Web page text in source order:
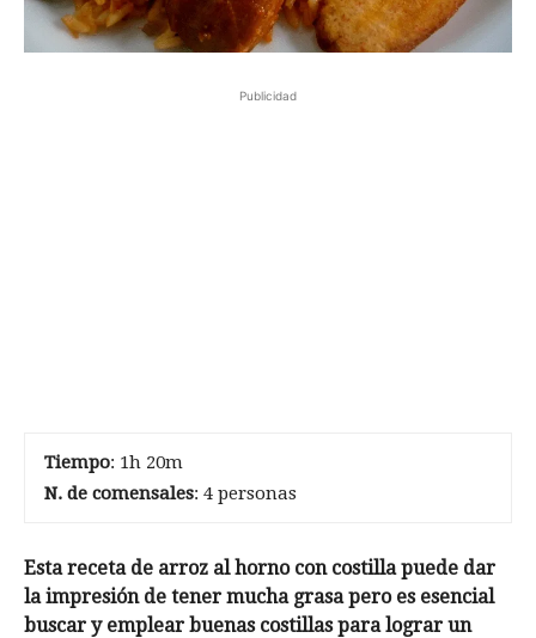
Publicidad
Tiempo: 1h 20m
N. de comensales: 4 personas
Esta receta de arroz al horno con costilla puede dar
la impresión de tener mucha grasa pero es esencial
buscar y emplear buenas costillas para lograr un